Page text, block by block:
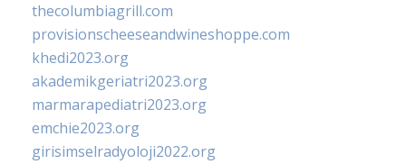
thecolumbiagrill.com
provisionscheeseandwineshoppe.com
khedi2023.org
akademikgeriatri2023.org
marmarapediatri2023.org
emchie2023.org
girisimselradyoloji2022.org